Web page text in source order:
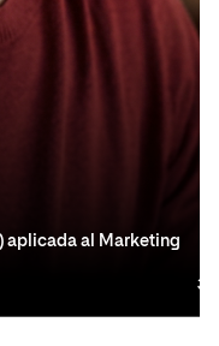
aplicada al Marketing
3